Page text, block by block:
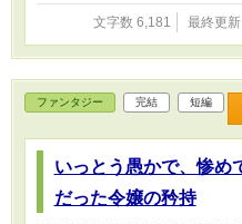
文字数 6,181 最終更
ファンタジー 完結 短編
いっとう愚かで、惨め
だった令嬢の矜持